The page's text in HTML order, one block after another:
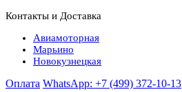
Контакты и Доставка
Авиамоторная
Марьино
Новокузнецкая
Оплата WhatsApp: +7 (499) 372-10-13